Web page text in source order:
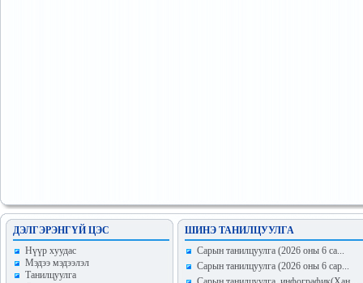
ДЭЛГЭРЭНГҮЙ ЦЭС
Hүүр хуудас
Мэдээ мэдээлэл
Танилцуулга
ШИНЭ ТАНИЛЦУУЛГА
Сарын танилцуулга (2026 оны 6 са...
Сарын танилцуулга (2026 оны 6 сар...